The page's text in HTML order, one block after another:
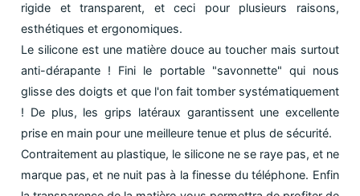
rigide et transparent, et ceci pour plusieurs raisons,
esthétiques et ergonomiques.
Le silicone est une matière douce au toucher mais surtout
anti-dérapante ! Fini le portable "savonnette" qui nous
glisse des doigts et que l'on fait tomber systématiquement
! De plus, les grips latéraux garantissent une excellente
prise en main pour une meilleure tenue et plus de sécurité.
Contraitement au plastique, le silicone ne se raye pas, et ne
marque pas, et ne nuit pas à la finesse du téléphone. Enfin